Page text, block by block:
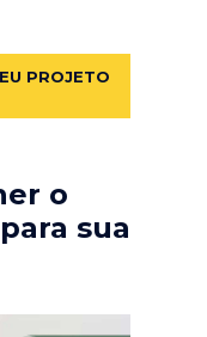
PROJETO
o
sua